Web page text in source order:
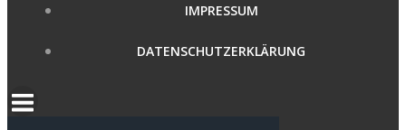
IMPRESSUM
DATENSCHUTZERKLÄRUNG